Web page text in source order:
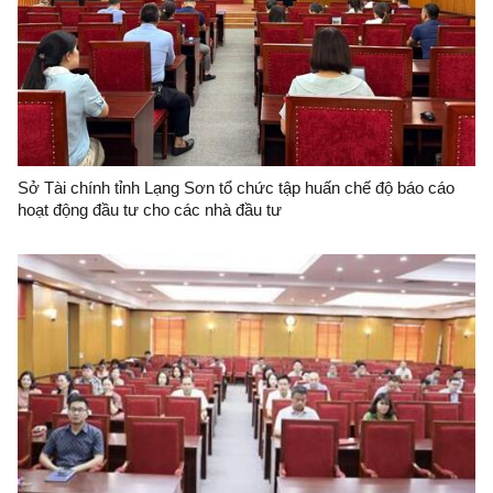
Sở Tài chính tỉnh Lạng Sơn tổ chức tập huấn chế độ báo cáo
hoạt động đầu tư cho các nhà đầu tư